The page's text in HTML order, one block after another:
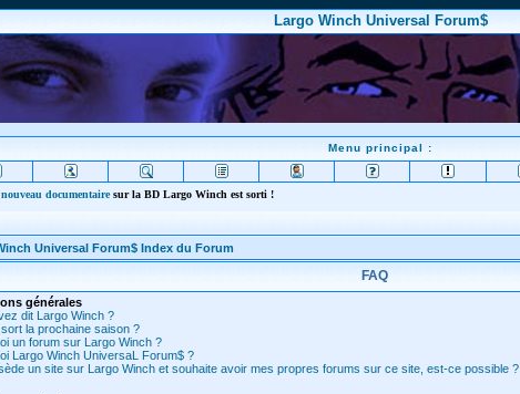
Largo Winch Universal Forum$
Menu principal :
nouveau documentairesur la BD Largo Winch est sorti !
Universal Forum$ Index du Forum
FAQ
générales
dit Largo Winch ?
la prochaine saison ?
un forum sur Largo Winch ?
Largo Winch UniversaL Forum$ ?
un site sur Largo Winch et souhaite avoir mes propres forums sur ce site, est-ce possible ?